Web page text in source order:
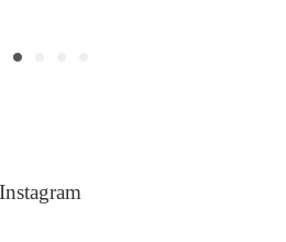
Instagram